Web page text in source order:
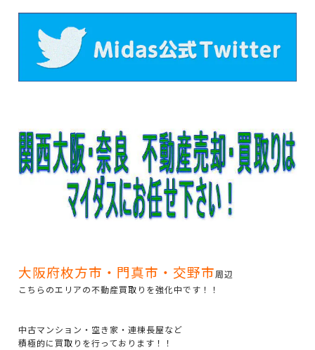
大阪府枚方市・門真市・交野市周辺
こちらのエリアの不動産買取りを強化中です！！
中古マンション・空き家・連棟長屋など
積極的に買取りを行っております！！